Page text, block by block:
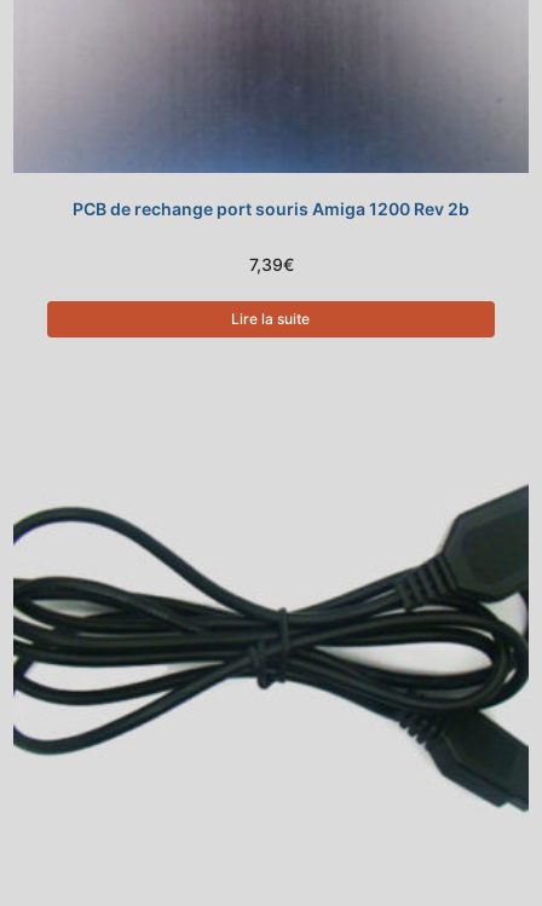
PCB de rechange port souris Amiga 1200 Rev 2b
7,39€
Lire la suite